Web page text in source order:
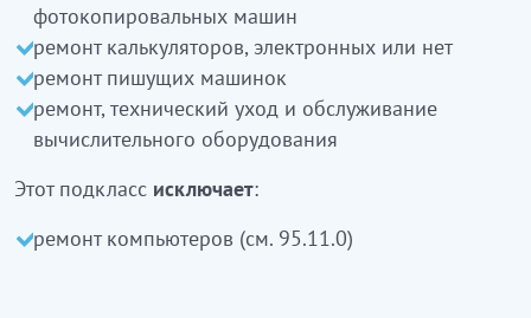
көрсету
Бұл ішкі класқа:
сауда автоматтарын жөндеу, техникалық
қызмет көрсету және күту
қызмет көрсету және күту
фотокөшірме машиналарды жөндеу,
техникалық қызмет көрсету және күту
фотокопировальных машин
ремонт калькуляторов, электронных или нет
ремонт пишущих машинок
ремонт, технический уход и обслуживание
вычислительного оборудования
Этот подкласс исключает:
ремонт компьютеров (см. 95.11.0)